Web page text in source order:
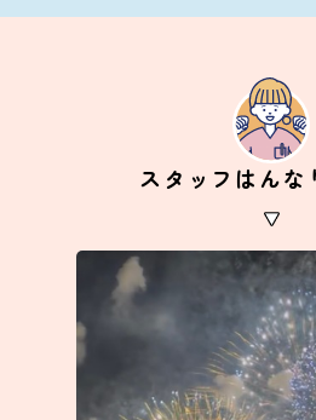
スタッフはんな